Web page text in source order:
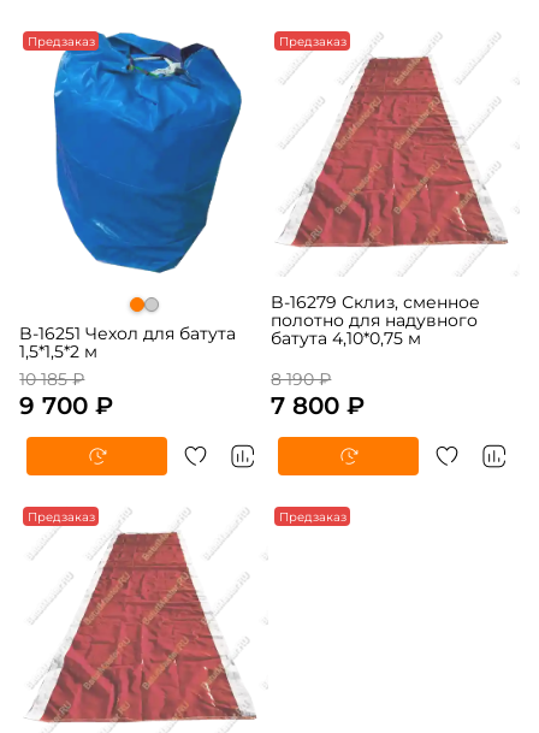
-5% Предзаказ
B-16251 Чехол для батута
1,5*1,5*2 м
10 185 ₽
9 700 ₽
-5% Предзаказ
B-16279 Склиз, сменное
полотно для надувного
батута 4,10*0,75 м
8 190 ₽
7 800 ₽
-5% Предзаказ -5% Предзаказ